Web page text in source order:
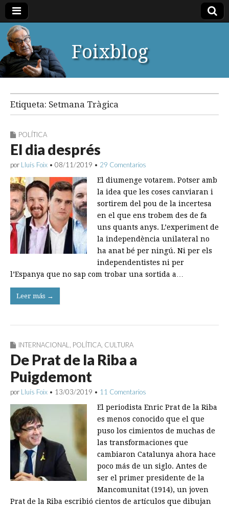
Foixblog
Etiqueta: Setmana Tràgica
POLÍTICA
El dia després
por Lluís Foix • 08/11/2019 • 29 Comentarios
El diumenge votarem. Potser amb
la idea que les coses canviaran i
sortirem del pou de la incertesa
en el que ens trobem des de fa
uns quants anys. L’experiment de
la independència unilateral no
ha anat bé per ningú. Ni per els
independentistes ni per
l’Espanya que no sap com trobar una sortida a…
Leer más →
INTERNACIONAL POLÍTICA CULTURA
De Prat de la Riba a
Puigdemont
por Lluís Foix • 13/03/2019 • 11 Comentarios
El periodista Enric Prat de la Riba
es menos conocido que el que
puso los cimientos de muchas de
las transformaciones que
cambiaron Catalunya ahora hace
poco más de un siglo. Antes de
ser el primer presidente de la
Mancomunitat (1914), un joven
Prat de la Riba escribió cientos de artículos que dibujan